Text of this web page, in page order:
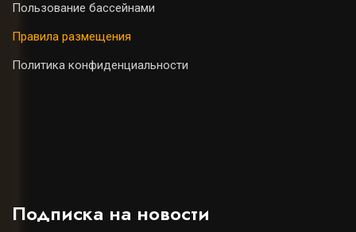
Пользование бассейнами
Правила размещения
Политика конфиденциальности
Подписка на новости